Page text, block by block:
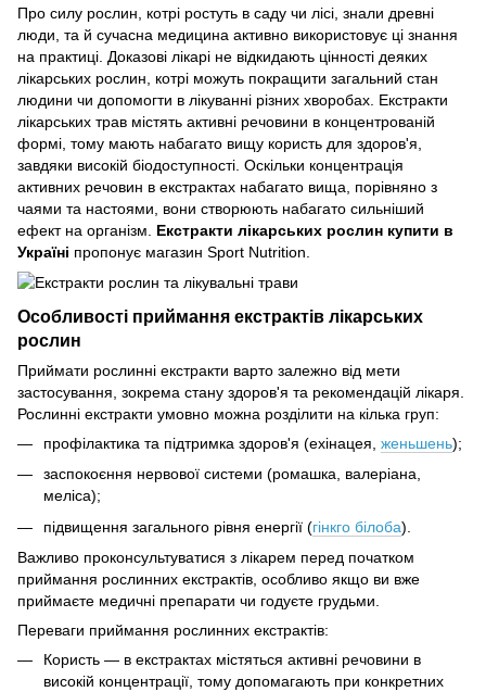
Про силу рослин, котрі ростуть в саду чи лісі, знали древні
люди, та й сучасна медицина активно використовує ці знання
на практиці. Доказові лікарі не відкидають цінності деяких
лікарських рослин, котрі можуть покращити загальний стан
людини чи допомогти в лікуванні різних хворобах. Екстракти
лікарських трав містять активні речовини в концентрованій
формі, тому мають набагато вищу користь для здоров'я,
завдяки високій біодоступності. Оскільки концентрація
активних речовин в екстрактах набагато вища, порівняно з
чаями та настоями, вони створюють набагато сильніший
ефект на організм. Екстракти лікарських рослин купити в
Україні пропонує магазин Sport Nutrition.
Особливості приймання екстрактів лікарських
рослин
Приймати рослинні екстракти варто залежно від мети
застосування, зокрема стану здоров'я та рекомендацій лікаря.
Рослинні екстракти умовно можна розділити на кілька груп:
профілактика та підтримка здоров'я (ехінацея, женьшень);
заспокоєння нервової системи (ромашка, валеріана,
меліса);
підвищення загального рівня енергії (гінкго білоба).
Важливо проконсультуватися з лікарем перед початком
приймання рослинних екстрактів, особливо якщо ви вже
приймаєте медичні препарати чи годуєте грудьми.
Переваги приймання рослинних екстрактів:
Користь — в екстрактах містяться активні речовини в
високій концентрації, тому допомагають при конкретних